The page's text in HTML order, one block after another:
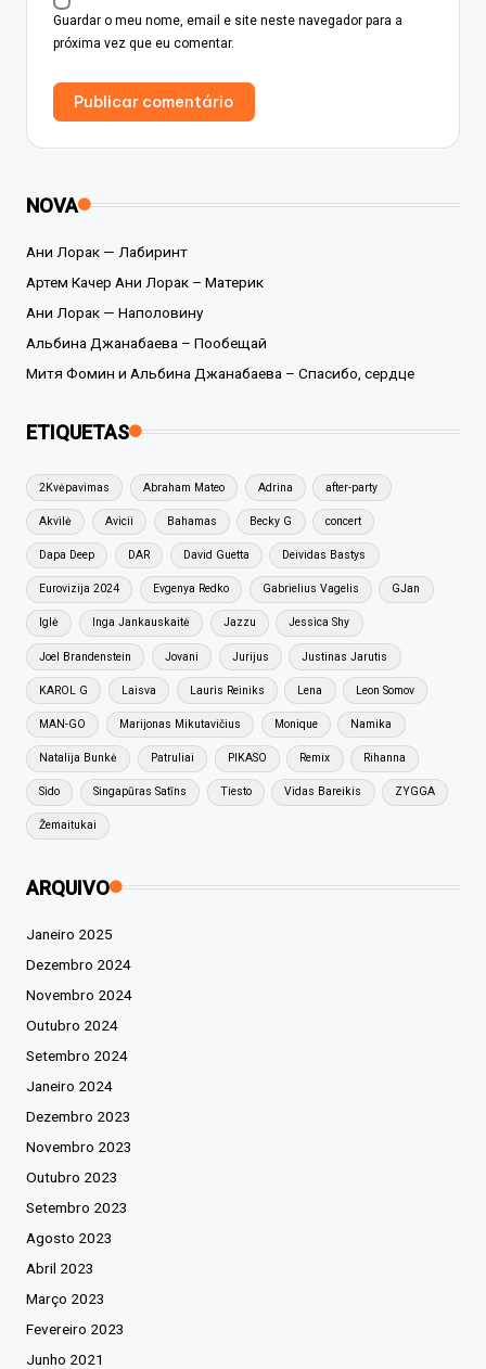
Guardar o meu nome, email e site neste navegador para a
próxima vez que eu comentar.
NOVA
Ани Лорак — Лабиринт
Артем Качер Ани Лорак – Материк
Ани Лорак — Наполовину
Альбина Джанабаева – Пообещай
Митя Фомин и Альбина Джанабаева – Спасибо, сердце
ETIQUETAS
2Kvėpavimas Abraham Mateo Adrina after-party
Akvilė Avicii Bahamas Becky G concert
Dapa Deep DAR David Guetta Deividas Bastys
Eurovizija 2024 Evgenya Redko Gabrielius Vagelis GJan
Iglė Inga Jankauskaitė Jazzu Jessica Shy
Joel Brandenstein Jovani Jurijus Justinas Jarutis
KAROL G Laisva Lauris Reiniks Lena Leon Somov
MAN-GO Marijonas Mikutavičius Monique Namika
Natalija Bunkė Patruliai PIKASO Remix Rihanna
Sido Singapūras Satīns Tiesto Vidas Bareikis ZYGGA
Žemaitukai
ARQUIVO
Janeiro 2025
Dezembro 2024
Novembro 2024
Outubro 2024
Setembro 2024
Janeiro 2024
Dezembro 2023
Novembro 2023
Outubro 2023
Setembro 2023
Agosto 2023
Abril 2023
Março 2023
Fevereiro 2023
Junho 2021